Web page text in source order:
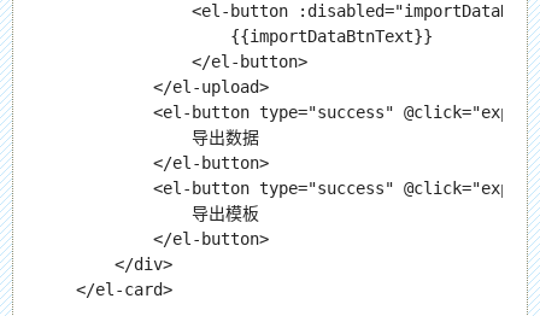
<el-button
                    {{importDataBtnText}}
                </el-button>
            </el-upload>
<el-button type="success"
                导出数据
            </el-button>
<el-button type="success"
                导出模板
            </el-button>
        </div>
    </el-card>